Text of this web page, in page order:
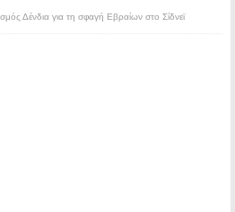
Δένδια για τη σφαγή Εβραίων στο Σίδνεϊ